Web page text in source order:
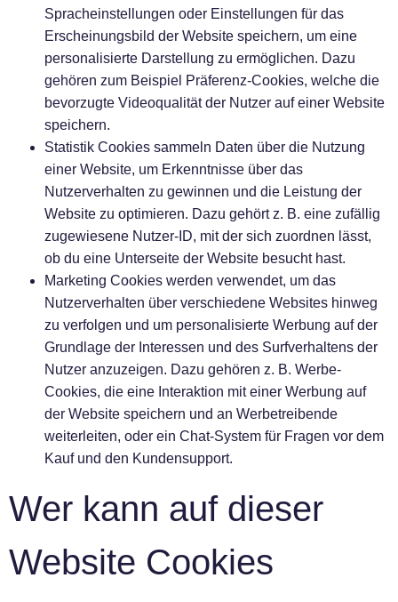
Spracheinstellungen oder Einstellungen für das
Erscheinungsbild der Website speichern, um eine
personalisierte Darstellung zu ermöglichen. Dazu
gehören zum Beispiel Präferenz-Cookies, welche die
bevorzugte Videoqualität der Nutzer auf einer Website
speichern.
Statistik Cookies sammeln Daten über die Nutzung
einer Website, um Erkenntnisse über das
Nutzerverhalten zu gewinnen und die Leistung der
Website zu optimieren. Dazu gehört z. B. eine zufällig
zugewiesene Nutzer-ID, mit der sich zuordnen lässt,
ob du eine Unterseite der Website besucht hast.
Marketing Cookies werden verwendet, um das
Nutzerverhalten über verschiedene Websites hinweg
zu verfolgen und um personalisierte Werbung auf der
Grundlage der Interessen und des Surfverhaltens der
Nutzer anzuzeigen. Dazu gehören z. B. Werbe-
Cookies, die eine Interaktion mit einer Werbung auf
der Website speichern und an Werbetreibende
weiterleiten, oder ein Chat-System für Fragen vor dem
Kauf und den Kundensupport.
Wer kann auf dieser
Website Cookies